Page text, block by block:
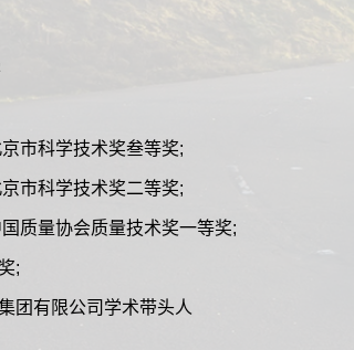
市科学技术奖叁等奖;
市科学技术奖二等奖;
质量协会质量技术奖一等奖;
;
团有限公司学术带头人